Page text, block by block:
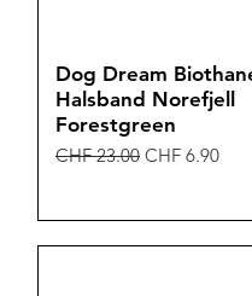
Dog Dream
Halsband Norefjell
Forestgreen
Standardpreis
CHF 23.00 Sale-Preis
CHF 6.90